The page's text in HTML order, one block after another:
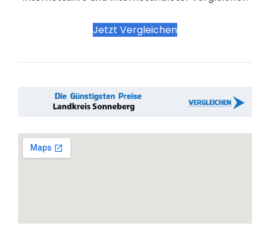
Jetzt Vergleichen